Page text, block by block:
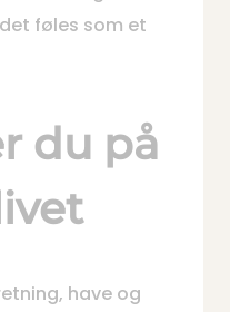
føles som et
du på
have og